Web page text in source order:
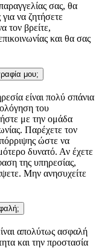
σας, θα
να ζητήσετε
τον βρείτε,
και θα σας
μου;
είναι πολύ σπάνια
του
με την ομάδα
Παρέχετε τον
ώστε να
δυνατό. Αν έχετε
της υπηρεσίας,
Μην ανησυχείτε
απολύτως ασφαλή
και την προστασία